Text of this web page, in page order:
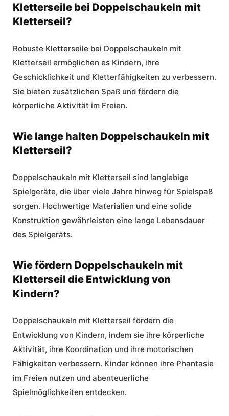
Kletterseile bei Doppelschaukeln mit
Kletterseil?
Robuste Kletterseile bei Doppelschaukeln mit
Kletterseil ermöglichen es Kindern, ihre
Geschicklichkeit und Kletterfähigkeiten zu verbessern.
Sie bieten zusätzlichen Spaß und fördern die
körperliche Aktivität im Freien.
Wie lange halten Doppelschaukeln mit
Kletterseil?
Doppelschaukeln mit Kletterseil sind langlebige
Spielgeräte, die über viele Jahre hinweg für Spielspaß
sorgen. Hochwertige Materialien und eine solide
Konstruktion gewährleisten eine lange Lebensdauer
des Spielgeräts.
Wie fördern Doppelschaukeln mit
Kletterseil die Entwicklung von
Kindern?
Doppelschaukeln mit Kletterseil fördern die
Entwicklung von Kindern, indem sie ihre körperliche
Aktivität, ihre Koordination und ihre motorischen
Fähigkeiten verbessern. Kinder können ihre Phantasie
im Freien nutzen und abenteuerliche
Spielmöglichkeiten entdecken.